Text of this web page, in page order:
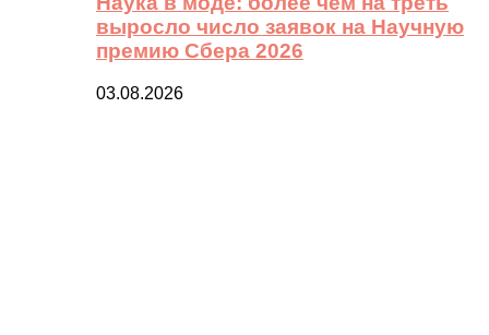
выросло число заявок на Научную
премию Сбера 2026
03.08.2026